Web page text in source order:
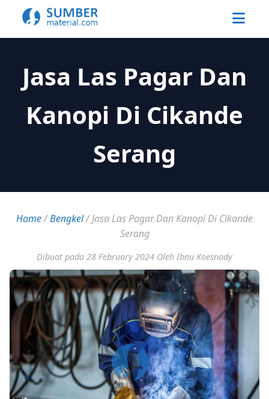
Jasa Las Pagar Dan
Kanopi Di Cikande
Serang
Home/Bengkel/Jasa Las Pagar Dan Kanopi Di Cikande
Serang
Dibuat pada 28 February 2024 Oleh Ibnu Koesnady